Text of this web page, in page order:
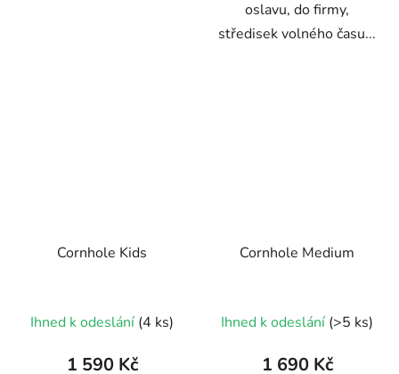
oslavu, do firmy,
středisek volného času...
Cornhole Kids
hodnocení
produktu
Ihned k odeslání (4 ks)
1 590 Kč
Cornhole Medium
hodnocení
produktu
Ihned k odeslání (>5 ks)
1 690 Kč